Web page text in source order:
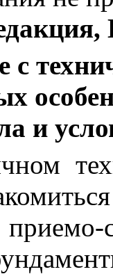
с
и